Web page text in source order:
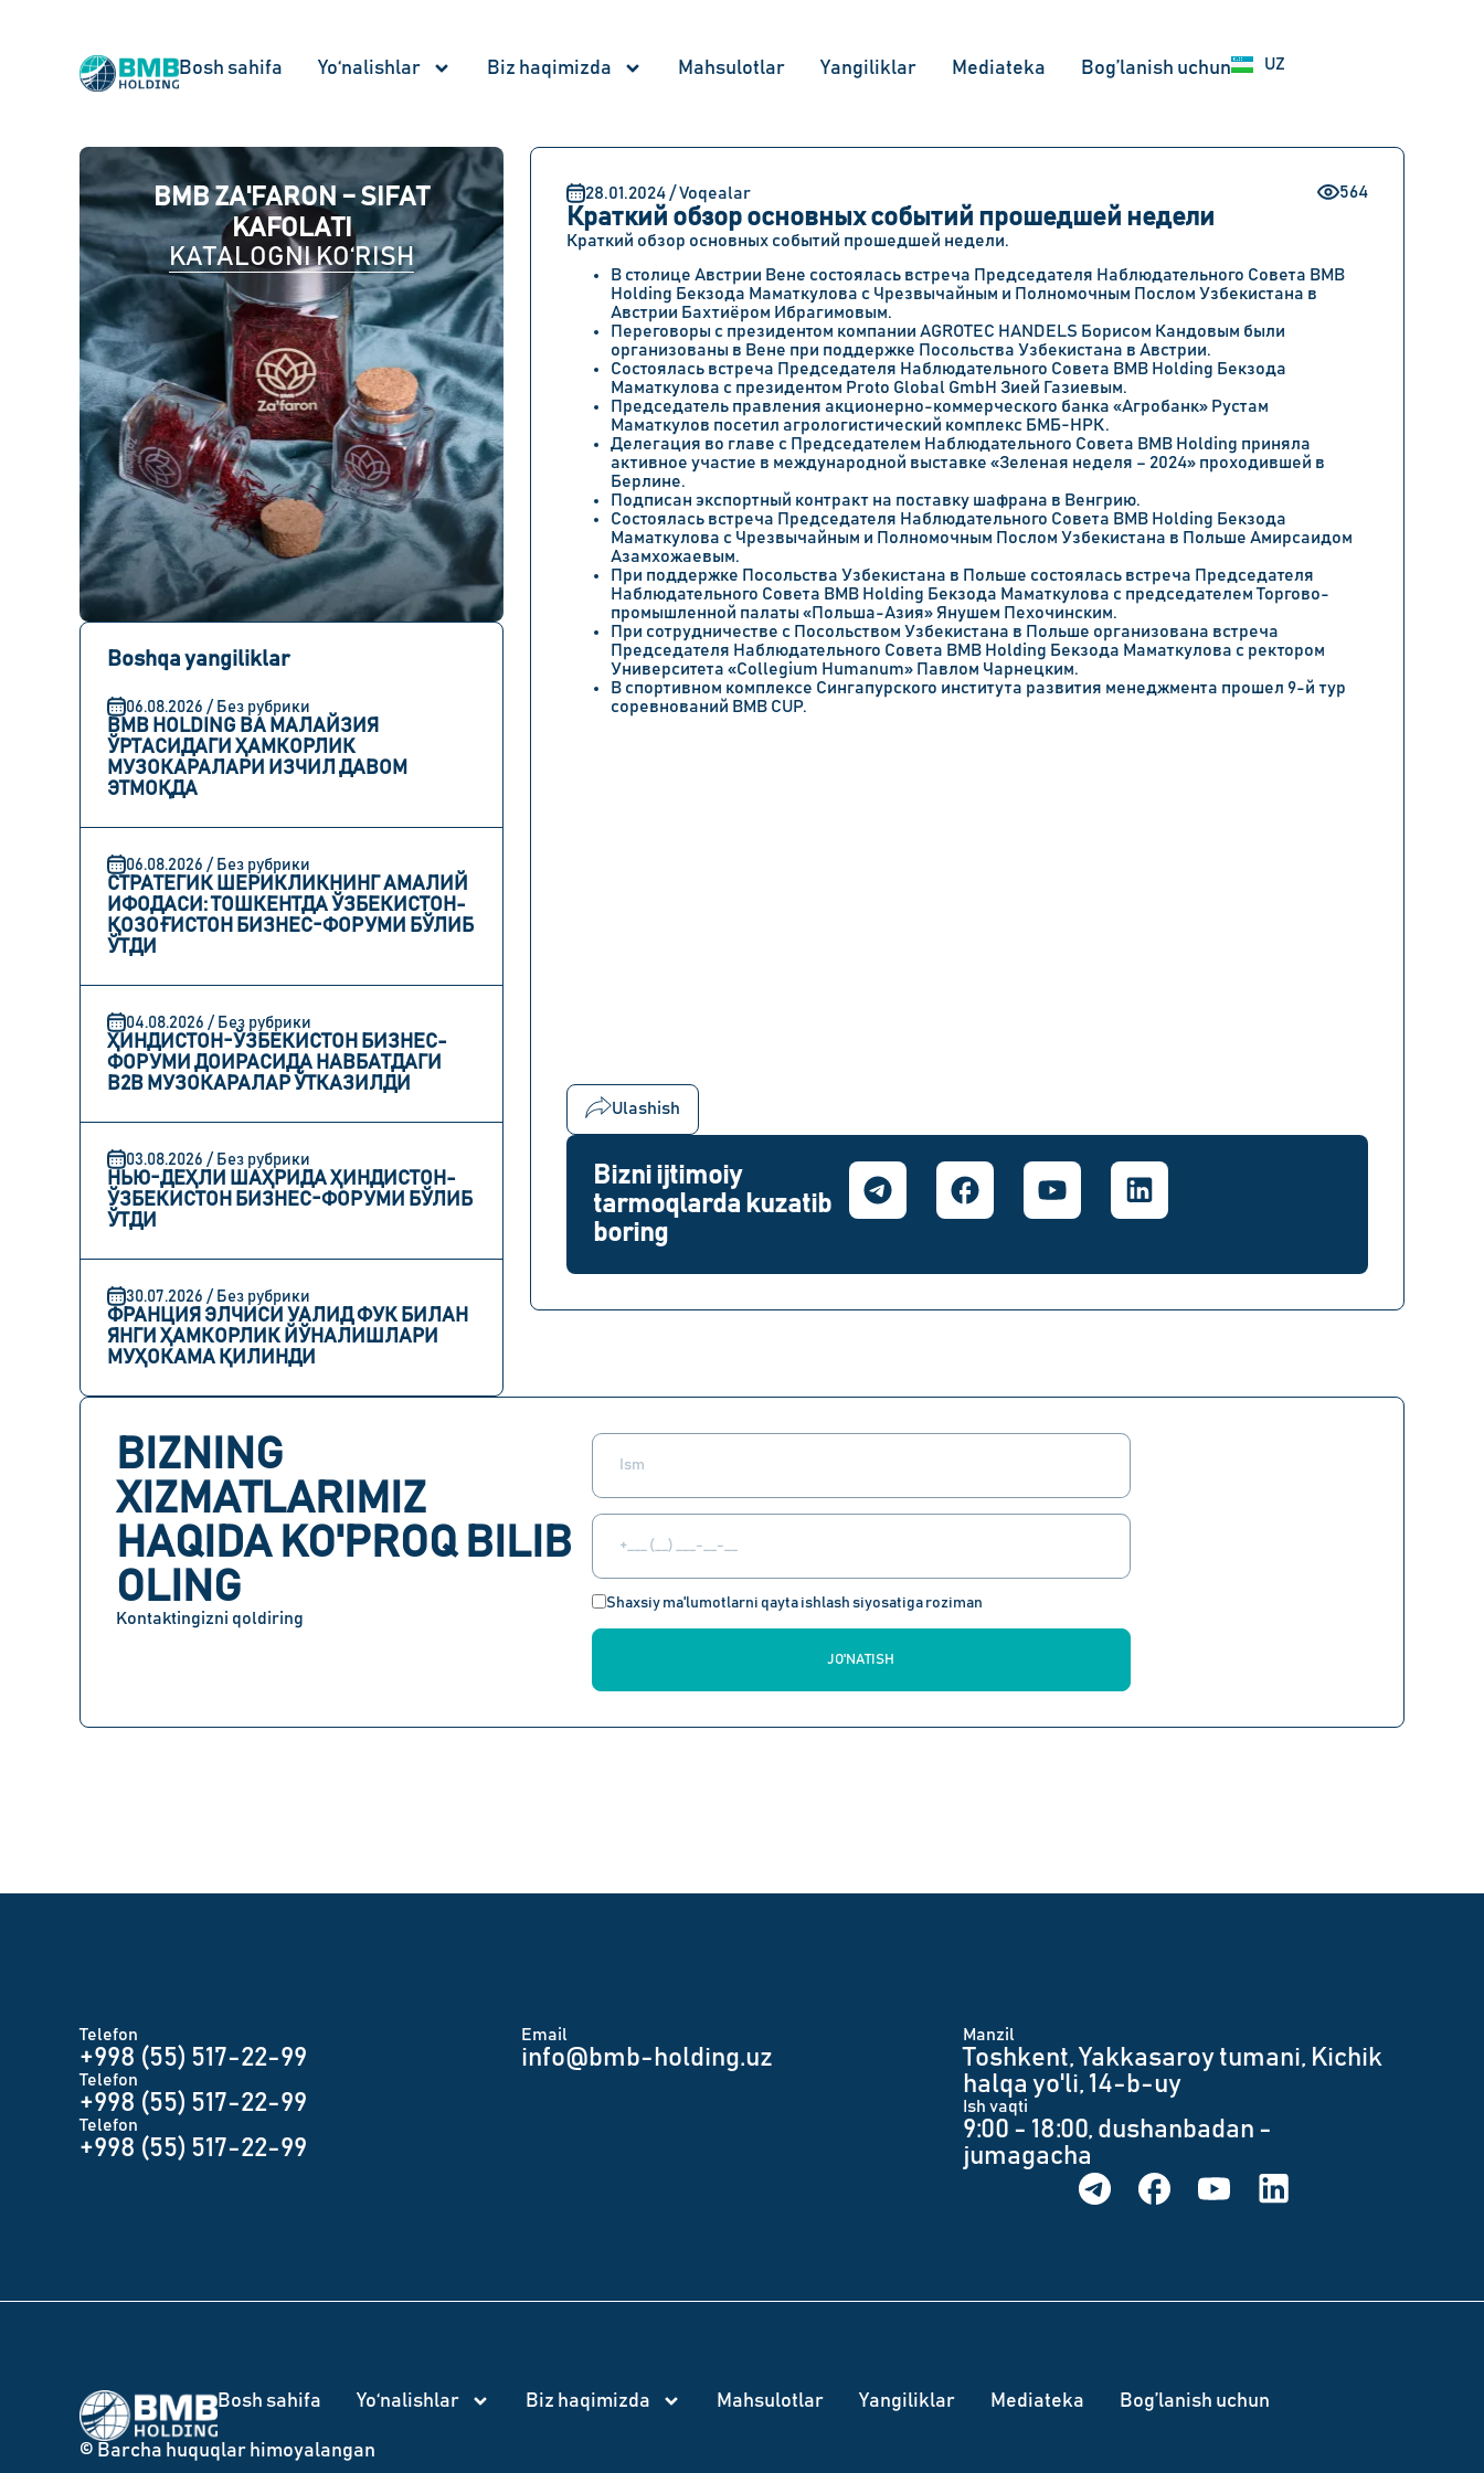
Bosh sahifa Yo‘nalishlar Biz haqimizda Mahsulotlar Yangiliklar Mediateka Bog’lanish uchun UZ
RU
BMB ZA'FARON – SIFAT
KAFOLATI
KATALOGNI KO‘RISH
Boshqa yangiliklar
06.08.2026 / Без рубрики
BMB HOLDING ВА МАЛАЙЗИЯ
ЎРТАСИДАГИ ҲАМКОРЛИК
МУЗОКАРАЛАРИ ИЗЧИЛ ДАВОМ
ЭТМОҚДА
06.08.2026 / Без рубрики
СТРАТЕГИК ШЕРИКЛИКНИНГ АМАЛИЙ
ИФОДАСИ: ТОШКЕНТДА ЎЗБЕКИСТОН-
ҚОЗОҒИСТОН БИЗНЕС-ФОРУМИ БЎЛИБ
ЎТДИ
04.08.2026 / Без рубрики
ҲИНДИСТОН-ЎЗБЕКИСТОН БИЗНЕС-
ФОРУМИ ДОИРАСИДА НАВБАТДАГИ
B2B МУЗОКАРАЛАР ЎТКАЗИЛДИ
03.08.2026 / Без рубрики
НЬЮ-ДЕҲЛИ ШАҲРИДА ҲИНДИСТОН-
ЎЗБЕКИСТОН БИЗНЕС-ФОРУМИ БЎЛИБ
ЎТДИ
30.07.2026 / Без рубрики
ФРАНЦИЯ ЭЛЧИСИ УАЛИД ФУК БИЛАН
ЯНГИ ҲАМКОРЛИК ЙЎНАЛИШЛАРИ
МУҲОКАМА ҚИЛИНДИ
28.01.2024 / Voqealar 564
Краткий обзор основных событий прошедшей недели
Краткий обзор основных событий прошедшей недели.
В столице Австрии Вене состоялась встреча Председателя Наблюдательного Совета BMB
Holding Бекзода Маматкулова с Чрезвычайным и Полномочным Послом Узбекистана в
Австрии Бахтиёром Ибрагимовым.
Переговоры с президентом компании AGROTEC HANDELS Борисом Кандовым были
организованы в Вене при поддержке Посольства Узбекистана в Австрии.
Состоялась встреча Председателя Наблюдательного Совета BMB Holding Бекзода
Маматкулова с президентом Proto Global GmbH Зией Газиевым.
Председатель правления акционерно-коммерческого банка «Агробанк» Рустам
Маматкулов посетил агрологистический комплекс БМБ-НРК.
Делегация во главе с Председателем Наблюдательного Совета BMB Holding приняла
активное участие в международной выставке «Зеленая неделя – 2024» проходившей в
Берлине.
Подписан экспортный контракт на поставку шафрана в Венгрию.
Состоялась встреча Председателя Наблюдательного Совета BMB Holding Бекзода
Маматкулова с Чрезвычайным и Полномочным Послом Узбекистана в Польше Амирсаидом
Азамхожаевым.
При поддержке Посольства Узбекистана в Польше состоялась встреча Председателя
Наблюдательного Совета BMB Holding Бекзода Маматкулова с председателем Торгово-
промышленной палаты «Польша-Азия» Янушем Пехочинским.
При сотрудничестве с Посольством Узбекистана в Польше организована встреча
Председателя Наблюдательного Совета BMB Holding Бекзода Маматкулова с ректором
Университета «Collegium Humanum» Павлом Чарнецким.
В спортивном комплексе Сингапурского института развития менеджмента прошел 9-й тур
соревнований BMB CUP.
Ulashish
Bizni ijtimoiy
tarmoqlarda kuzatib
boring
BIZNING
XIZMATLARIMIZ
HAQIDA KO'PROQ BILIB
OLING
Kontaktingizni qoldiring
Shaxsiy ma'lumotlarni qayta ishlash siyosatiga roziman
JO'NATISH
Telefon
+998 (55) 517-22-99
Telefon
+998 (55) 517-22-99
Telefon
+998 (55) 517-22-99
Email
info@bmb-holding.uz​
Manzil
Toshkent, Yakkasaroy tumani, Kichik
halqa yo'li, 14-b-uy
Ish vaqti
9:00 - 18:00, dushanbadan -
jumagacha
Bosh sahifa Yo‘nalishlar Biz haqimizda Mahsulotlar Yangiliklar Mediateka Bog’lanish uchun
© Barcha huquqlar himoyalangan